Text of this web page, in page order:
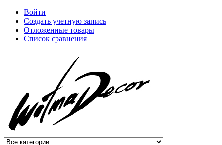
Войти
Создать учетную запись
Отложенные товары
Список сравнения